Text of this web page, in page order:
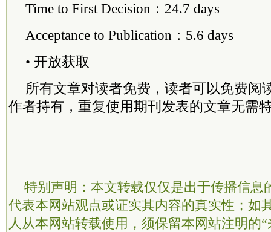
Time to First Decision：24.7 days
Acceptance to Publication：5.6 days
• 开放获取
所有文章对读者免费，读者可以免费阅
作者持有，重复使用期刊发表的文章无需
特别声明：本文转载仅仅是出于传播信息
代表本网站观点或证实其内容的真实性；如
人从本网站转载使用，须保留本网站注明的